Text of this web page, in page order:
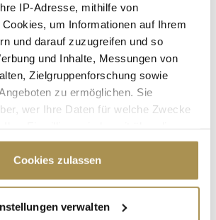
IP-Adresse, mithilfe von
Cookies, um Informationen auf Ihrem
und darauf zuzugreifen und so
und Inhalte, Messungen von
Zielgruppenforschung sowie
zu ermöglichen. Sie
wer Ihre Daten für welche Zwecke
oder durch Klicken auf das Privacy
oder widerrufen
über Ihre geografische Lage
Cookies zulassen
verwalten